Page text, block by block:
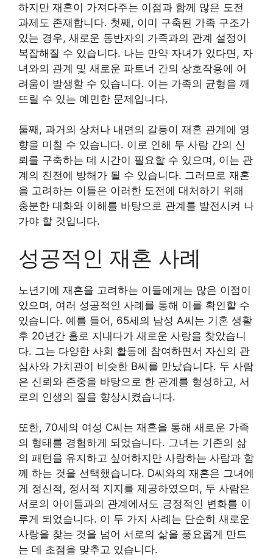
하지만 재혼이 가져다주는 이점과 함께 많은 도전
과제도 존재합니다. 첫째, 이미 구축된 가족 구조가
있는 경우, 새로운 동반자의 가족과의 관계 설정이
복잡해질 수 있습니다. 나는 만약 자녀가 있다면, 자
녀와의 관계 및 새로운 파트너 간의 상호작용에 어
려움이 발생할 수 있습니다. 이는 가족의 균형을 깨
뜨릴 수 있는 예민한 문제입니다.
둘째, 과거의 상처나 내면의 갈등이 재혼 관계에 영
향을 미칠 수 있습니다. 이로 인해 두 사람 간의 신
뢰를 구축하는 데 시간이 필요할 수 있으며, 이는 관
계의 진전에 방해가 될 수 있습니다. 그러므로 재혼
을 고려하는 이들은 이러한 도전에 대처하기 위해
충분한 대화와 이해를 바탕으로 관계를 발전시켜 나
가야 할 것입니다.
성공적인 재혼 사례
노년기에 재혼을 고려하는 이들에게는 많은 이점이
있으며, 여러 성공적인 사례를 통해 이를 확인할 수
있습니다. 예를 들어, 65세의 남성 A씨는 기혼 생활
후 20년간 홀로 지내다가 새로운 사랑을 찾았습니
다. 그는 다양한 사회 활동에 참여하면서 자신의 관
심사와 가치관이 비슷한 B씨를 만났습니다. 두 사람
은 신뢰와 존중을 바탕으로 한 관계를 형성하고, 서
로의 인생의 질을 향상시켰습니다.
또한, 70세의 여성 C씨는 재혼을 통해 새로운 가족
의 형태를 경험하게 되었습니다. 그녀는 기존의 삶
의 패턴을 유지하고 싶어하지만 사랑하는 사람과 함
께 하는 것을 선택했습니다. D씨와의 재혼은 그녀에
게 정신적, 정서적 지지를 제공하였으며, 두 사람은
서로의 아이들과의 관계에서도 긍정적인 변화를 이
루게 되었습니다. 이 두 가지 사례는 단순히 새로운
사랑을 찾는 것을 넘어 서로의 삶을 풍요롭게 만드
는 데 초점을 맞추고 있습니다.